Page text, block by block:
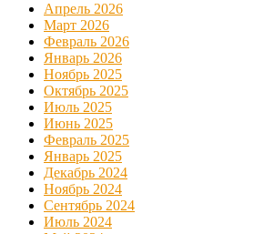
Апрель 2026
Март 2026
Февраль 2026
Январь 2026
Ноябрь 2025
Октябрь 2025
Июль 2025
Июнь 2025
Февраль 2025
Январь 2025
Декабрь 2024
Ноябрь 2024
Сентябрь 2024
Июль 2024